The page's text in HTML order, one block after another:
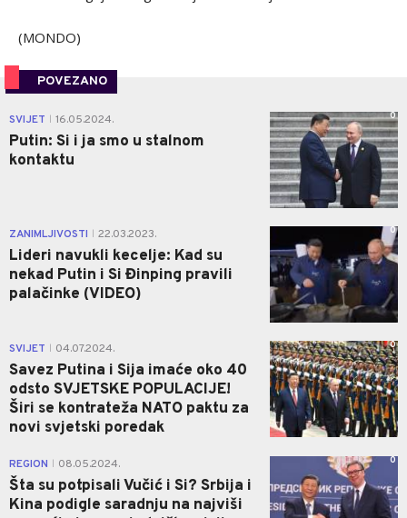
(MONDO)
POVEZANO
SVIJET 16.05.2024.
Putin: Si i ja smo u stalnom
kontaktu
0
ZANIMLJIVOSTI 22.03.2023.
Lideri navukli kecelje: Kad su
nekad Putin i Si Đinping pravili
palačinke (VIDEO)
0
SVIJET 04.07.2024.
Savez Putina i Sija imaće oko 40
odsto SVJETSKE POPULACIJE!
Širi se kontrateža NATO paktu za
novi svjetski poredak
0
REGION 08.05.2024.
Šta su potpisali Vučić i Si? Srbija i
Kina podigle saradnju na najviši
0